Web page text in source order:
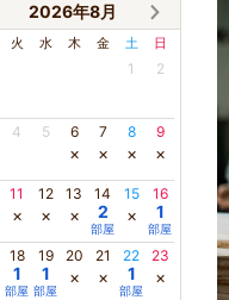
2026年8月
火 水 木 金 土 日
1 2
4 5 6
×
7
×
8
×
9
×
11
×
12
×
13
×
14
2
部屋
15
×
16
1
部屋
18
1
部屋
19
1
部屋
20
×
21
×
22
1
部屋
23
×